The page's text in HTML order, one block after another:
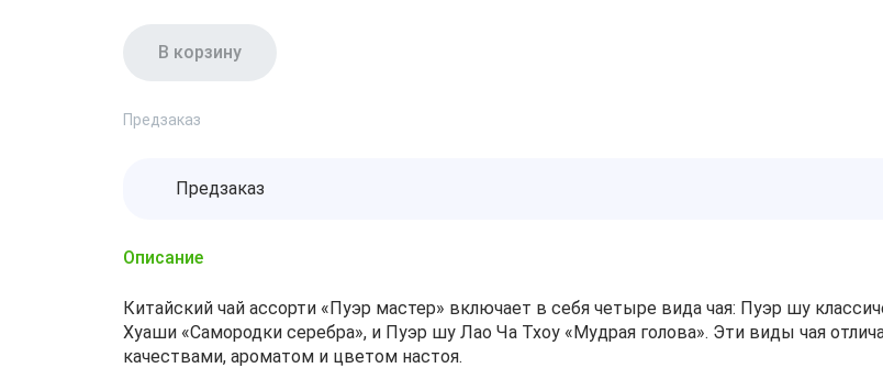
В корзину
Предзаказ
Предзаказ
Описание
Китайский чай ассорти «Пуэр мастер» включает в себя четыре вида чая: Пуэр шу
Хуаши «Самородки серебра», и Пуэр шу Лао Ча Тхоу «Мудрая голова». Эти виды чая
качествами, ароматом и цветом настоя.